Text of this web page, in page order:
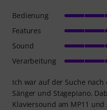
Ich war auf der Suche
Sänger und Stagepiano.
Klaviersound am MP11
Bedienung
Features
Sound
Verarbeitung